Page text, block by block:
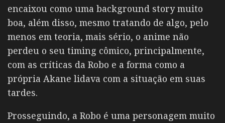
encaixou como uma background story muito
boa, além disso, mesmo tratando de algo, pelo
menos em teoria, mais sério, o anime não
perdeu o seu timing cômico, principalmente,
com as críticas da Robo e a forma como a
própria Akane lidava com a situação em suas
tardes.
Prosseguindo, a Robo é uma personagem muito